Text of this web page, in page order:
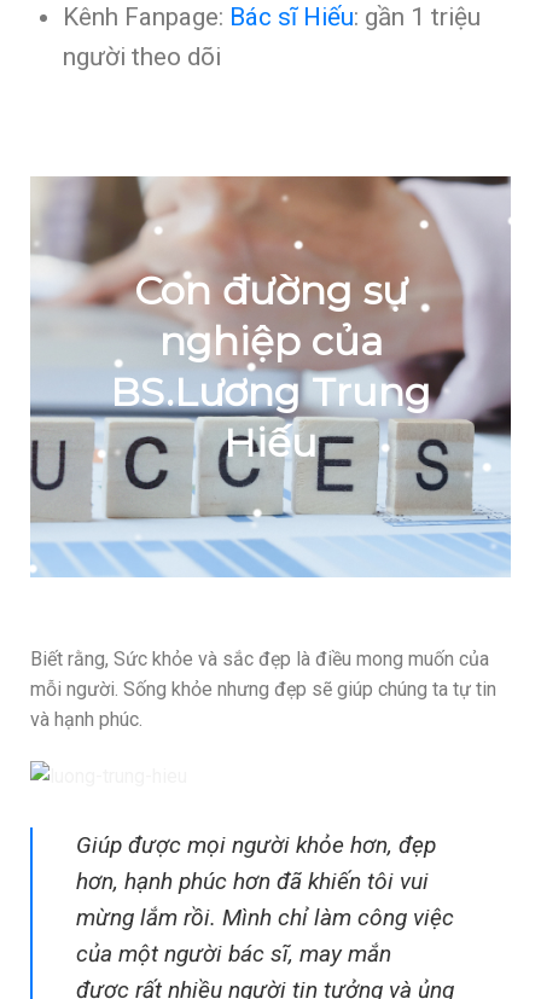
Kênh Fanpage: Bác sĩ Hiếu: gần 1 triệu
người theo dõi
Con đường sự
nghiệp của
BS.Lương Trung
Hiếu
Biết rằng, Sức khỏe và sắc đẹp là điều mong muốn của
mỗi người. Sống khỏe nhưng đẹp sẽ giúp chúng ta tự tin
và hạnh phúc.
Giúp được mọi người khỏe hơn, đẹp
hơn, hạnh phúc hơn đã khiến tôi vui
mừng lắm rồi. Mình chỉ làm công việc
của một người bác sĩ, may mắn
được rất nhiều người tin tưởng và ủng